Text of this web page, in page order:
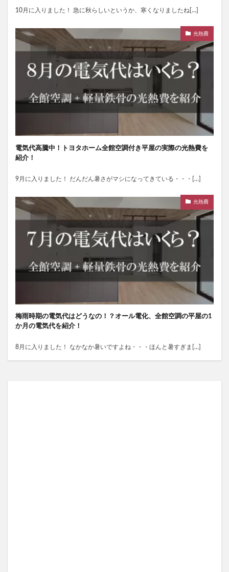
10月に入りました！ 急に秋らしいというか、寒くなりましたね[…]
光熱費
電気代高騰中！トヨタホーム全館空調付き平屋の実際の光熱費を
紹介！
9月に入りました！ だんだん暑さがマシになってきている・・・[…]
光熱費
梅雨時期の電気代はどうなの！？オール電化、全館空調の平屋の1
か月の電気代を紹介！
8月に入りました！ なかなか暑いですよね・・・ほんと暑すぎま[…]